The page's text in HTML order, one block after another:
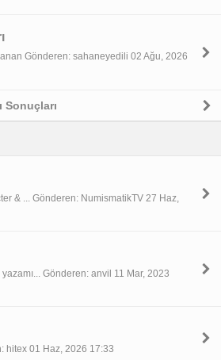
Gönderen: sahaneyedili 02 Ağu, 2026
Sonuçları
& ... Gönderen: NumismatikTV 27 Haz,
Gönderen: anvil 11 Mar, 2023
hitex 01 Haz, 2026 17:33